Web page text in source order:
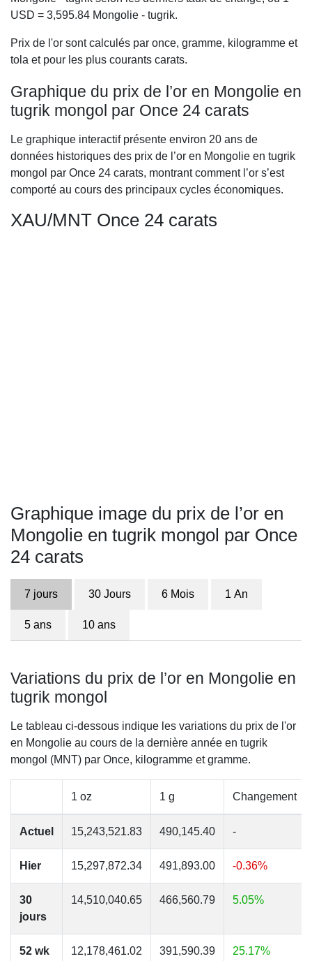
USD = 3,595.84 Mongolie - tugrik.
Prix de l'or sont calculés par once, gramme, kilogramme et
tola et pour les plus courants carats.
Graphique du prix de l’or en Mongolie en
tugrik mongol par Once 24 carats
Le graphique interactif présente environ 20 ans de
données historiques des prix de l’or en Mongolie en tugrik
mongol par Once 24 carats, montrant comment l’or s’est
comporté au cours des principaux cycles économiques.
XAU/MNT Once 24 carats
Graphique image du prix de l’or en
Mongolie en tugrik mongol par Once
24 carats
7 jours 30 Jours 6 Mois 1 An
5 ans 10 ans
Variations du prix de l’or en Mongolie en
tugrik mongol
Le tableau ci-dessous indique les variations du prix de l'or
en Mongolie au cours de la dernière année en tugrik
mongol (MNT) par Once, kilogramme et gramme.
1 oz 1 g Changement
Actuel 15,243,521.83 490,145.40 -
Hier 15,297,872.34 491,893.00 -0.36%
30
jours
14,510,040.65 466,560.79 5.05%
52 wk 12,178,461.02 391,590.39 25.17%